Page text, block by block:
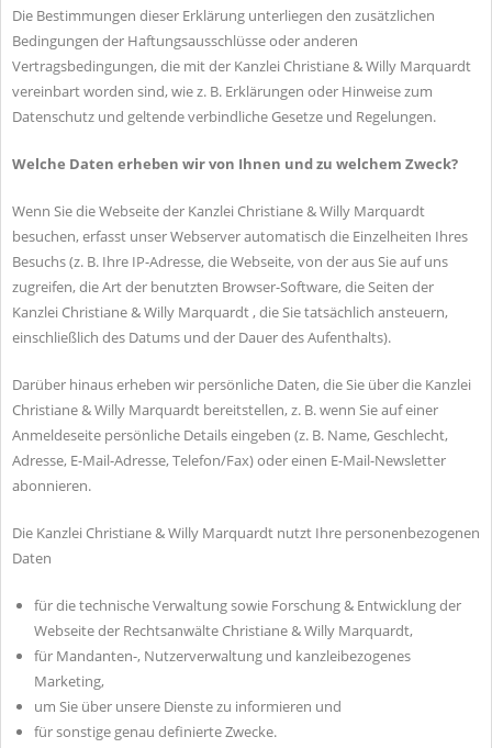
Die Bestimmungen dieser Erklärung unterliegen den zusätzlichen
Bedingungen der Haftungsausschlüsse oder anderen
Vertragsbedingungen, die mit der Kanzlei Christiane & Willy Marquardt
vereinbart worden sind, wie z. B. Erklärungen oder Hinweise zum
Datenschutz und geltende verbindliche Gesetze und Regelungen.
Welche Daten erheben wir von Ihnen und zu welchem Zweck?
Wenn Sie die Webseite der Kanzlei Christiane & Willy Marquardt
besuchen, erfasst unser Webserver automatisch die Einzelheiten Ihres
Besuchs (z. B. Ihre IP-Adresse, die Webseite, von der aus Sie auf uns
zugreifen, die Art der benutzten Browser-Software, die Seiten der
Kanzlei Christiane & Willy Marquardt , die Sie tatsächlich ansteuern,
einschließlich des Datums und der Dauer des Aufenthalts).
Darüber hinaus erheben wir persönliche Daten, die Sie über die Kanzlei
Christiane & Willy Marquardt bereitstellen, z. B. wenn Sie auf einer
Anmeldeseite persönliche Details eingeben (z. B. Name, Geschlecht,
Adresse, E-Mail-Adresse, Telefon/Fax) oder einen E-Mail-Newsletter
abonnieren.
Die Kanzlei Christiane & Willy Marquardt nutzt Ihre personenbezogenen
Daten
für die technische Verwaltung sowie Forschung & Entwicklung der
Webseite der Rechtsanwälte Christiane & Willy Marquardt,
für Mandanten-, Nutzerverwaltung und kanzleibezogenes
Marketing,
um Sie über unsere Dienste zu informieren und
für sonstige genau definierte Zwecke.